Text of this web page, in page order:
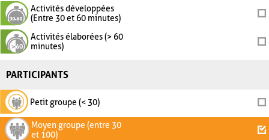
Activités développées
(Entre 30 et 60 minutes)
Activités élaborées (> 60
minutes)
PARTICIPANTS
Petit groupe (< 30)
Moyen groupe (entre 30
et 100)